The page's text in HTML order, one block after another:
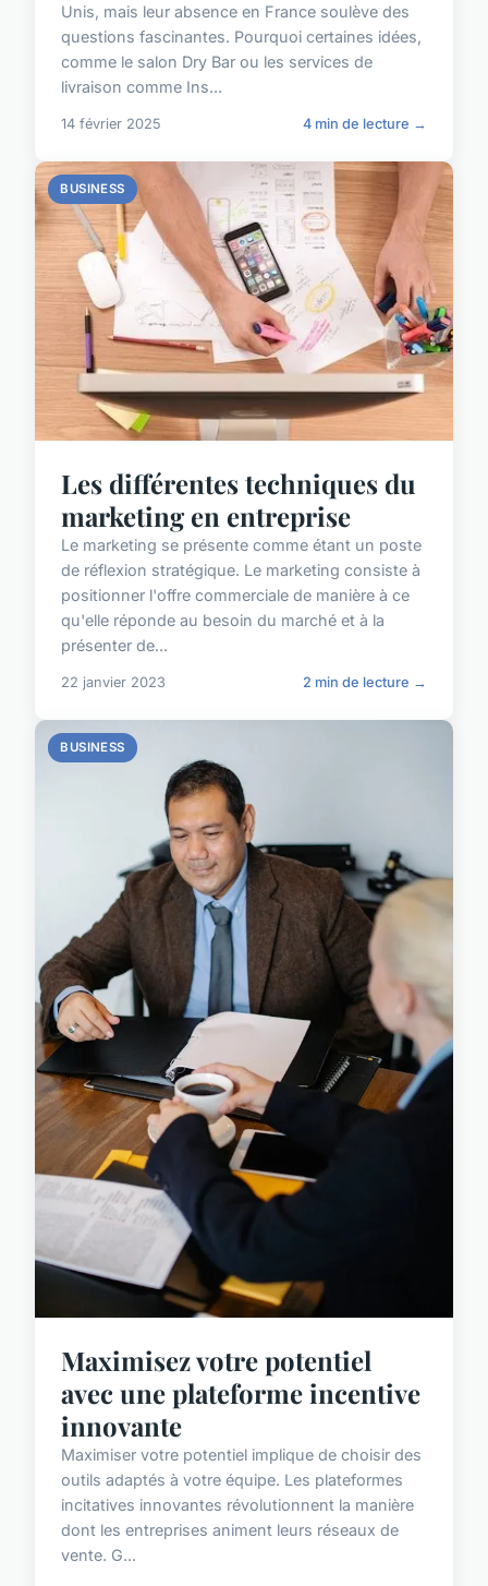
Unis, mais leur absence en France soulève des
questions fascinantes. Pourquoi certaines idées,
comme le salon Dry Bar ou les services de
livraison comme Ins...
14 février 2025 4 min de lecture →
BUSINESS
Les différentes techniques du
marketing en entreprise
Le marketing se présente comme étant un poste
de réflexion stratégique. Le marketing consiste à
positionner l'offre commerciale de manière à ce
qu'elle réponde au besoin du marché et à la
présenter de...
22 janvier 2023 2 min de lecture →
BUSINESS
Maximisez votre potentiel
avec une plateforme incentive
innovante
Maximiser votre potentiel implique de choisir des
outils adaptés à votre équipe. Les plateformes
incitatives innovantes révolutionnent la manière
dont les entreprises animent leurs réseaux de
vente. G...